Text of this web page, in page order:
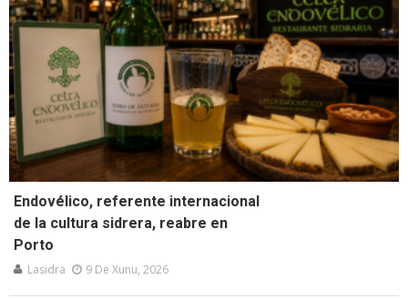
Endovélico, referente internacional
de la cultura sidrera, reabre en
Porto
Lasidra 9 De Xunu, 2026